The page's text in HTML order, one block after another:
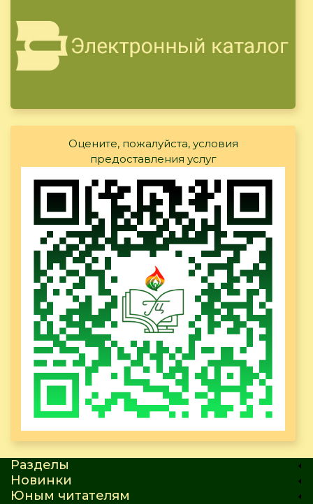
Оцените, пожалуйста, условия
предоставления услуг
Разделы
Новинки
Юным читателям